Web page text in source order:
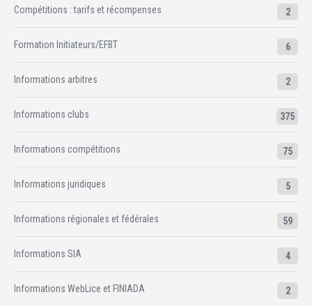
Compétitions : tarifs et récompenses 2
Formation Initiateurs/EFBT 6
Informations arbitres 2
Informations clubs 375
Informations compétitions 75
Informations juridiques 5
Informations régionales et fédérales 59
Informations SIA 4
Informations WebLice et FINIADA 2